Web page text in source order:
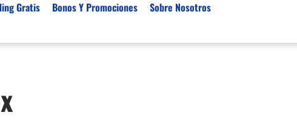
Brokers Para Scalping
Gratis Bonos Y Promociones Sobre Nosotros